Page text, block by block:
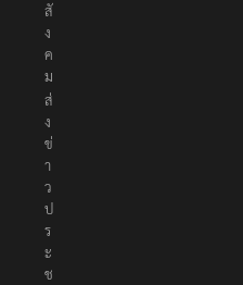
สั
ง
ค
ม
ส่
ง
ข่
า
ว
ป
ร
ะ
ช